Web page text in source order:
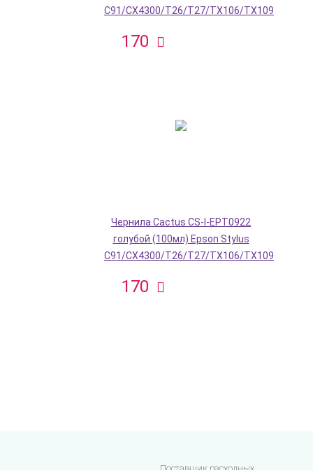
C91/CX4300/T26/T27/TX106/TX109
170
Чернила Cactus CS-I-EPT0922
голубой (100мл) Epson Stylus
C91/CX4300/T26/T27/TX106/TX109
170